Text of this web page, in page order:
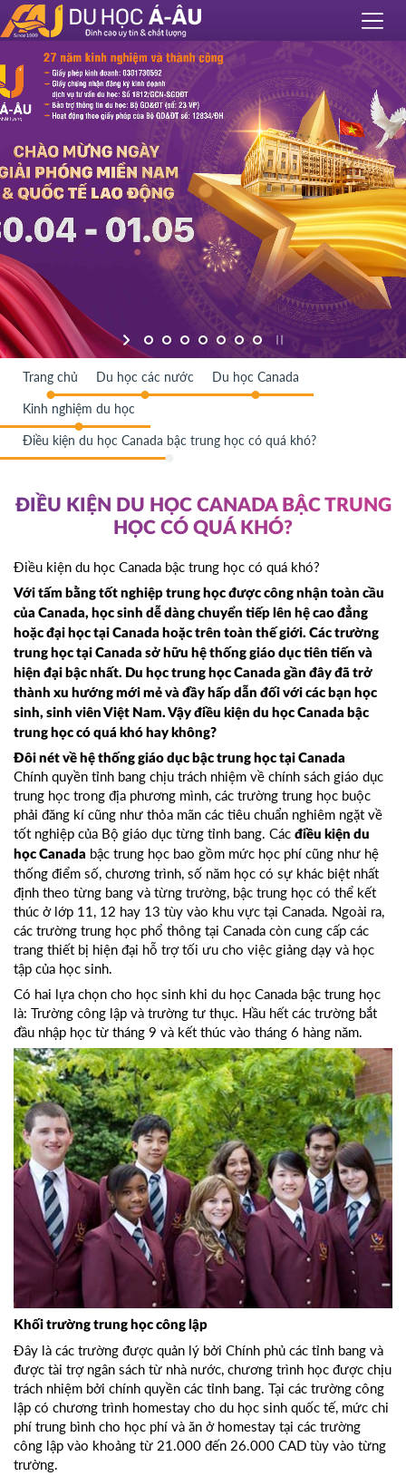
Trang chủ Du học các nước Du học Canada
Kinh nghiệm du học
Điều kiện du học Canada bậc trung học có quá khó?
ĐIỀU KIỆN DU HỌC CANADA BẬC TRUNG
HỌC CÓ QUÁ KHÓ?
Điều kiện du học Canada bậc trung học có quá khó?
Với tấm bằng tốt nghiệp trung học được công nhận toàn cầu
của Canada, học sinh dễ dàng chuyển tiếp lên hệ cao đẳng
hoặc đại học tại Canada hoặc trên toàn thế giới. Các trường
trung học tại Canada sở hữu hệ thống giáo dục tiên tiến và
hiện đại bậc nhất. Du học trung học Canada gần đây đã trở
thành xu hướng mới mẻ và đầy hấp dẫn đối với các bạn học
sinh, sinh viên Việt Nam. Vậy điều kiện du học Canada bậc
trung học có quá khó hay không?
Đôi nét về hệ thống giáo dục bậc trung học tại Canada
Chính quyền tỉnh bang chịu trách nhiệm về chính sách giáo dục
trung học trong địa phương mình, các trường trung học buộc
phải đăng kí cũng như thỏa mãn các tiêu chuẩn nghiêm ngặt về
tốt nghiệp của Bộ giáo dục từng tỉnh bang. Các điều kiện du
học Canada bậc trung học bao gồm mức học phí cũng như hệ
thống điểm số, chương trình, số năm học có sự khác biệt nhất
định theo từng bang và từng trường, bậc trung học có thể kết
thúc ở lớp 11, 12 hay 13 tùy vào khu vực tại Canada. Ngoài ra,
các trường trung học phổ thông tại Canada còn cung cấp các
trang thiết bị hiện đại hỗ trợ tối ưu cho việc giảng dạy và học
tập của học sinh.
Có hai lựa chọn cho học sinh khi du học Canada bậc trung học
là: Trường công lập và trường tư thục. Hầu hết các trường bắt
đầu nhập học từ tháng 9 và kết thúc vào tháng 6 hàng năm.
Khối trường trung học công lập
Đây là các trường được quản lý bởi Chính phủ các tỉnh bang và
được tài trợ ngân sách từ nhà nước, chương trình học được chịu
trách nhiệm bởi chính quyền các tỉnh bang. Tại các trường công
lập có chương trình homestay cho du học sinh quốc tế, mức chi
phí trung bình cho học phí và ăn ở homestay tại các trường
công lập vào khoảng từ 21.000 đến 26.000 CAD tùy vào từng
trường.